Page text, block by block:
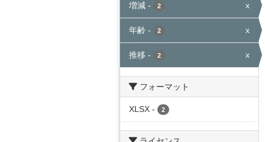
増減 - 2 x
年齢 - 2 x
推移 - 2 x
フォーマット
XLSX - 2